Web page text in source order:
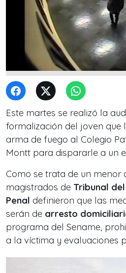
Este martes se realizó la
formalización del joven que
arma de fuego al Colegio
Montt para dispararle a un
Como se trata de un menor
magistrados de Tribunal
Penal definieron que las
serán de arresto
programa del Sename,
a la víctima y evaluaciones